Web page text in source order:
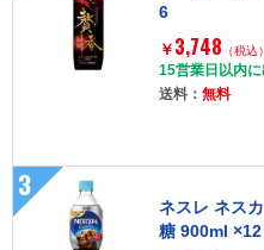
6
￥ 3,748 （税込）
15営業日以内
送料：無料
3
ネスレ ネス
糖 900ml ×12